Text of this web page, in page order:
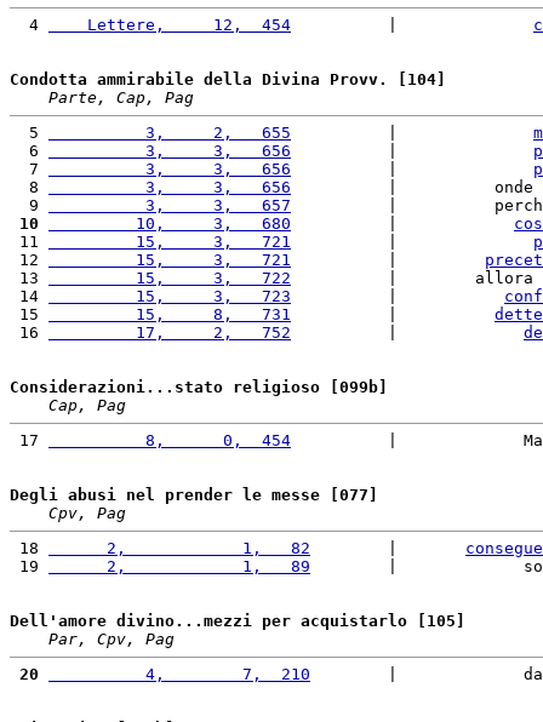
  4
    Lettere,     12,  454
Condotta ammirabile della Divina Provv. [104]
Parte, Cap, Pag
  5
          3,     2,   655
  6
          3,     3,   656
  7
          3,     3,   656
  8
          3,     3,   656
|
  9
          3,     3,   657
|
10
         10,     3,   680
11
         15,     3,   721
12
         15,     3,   721
13
         15,     3,   722
          |        allora
14
         15,     3,   723
15
         15,     8,   731
dette
16
         17,     2,   752
Considerazioni...stato religioso [099b]
Cap, Pag
17
          8,      0,  454
|
Degli abusi nel prender le messe [077]
Cpv, Pag
18
      2,            1,   82
19
      2,            1,   89
|
Dell'amore divino...mezzi per acquistarlo [105]
Par, Cpv, Pag
20
          4,        7,  210
|